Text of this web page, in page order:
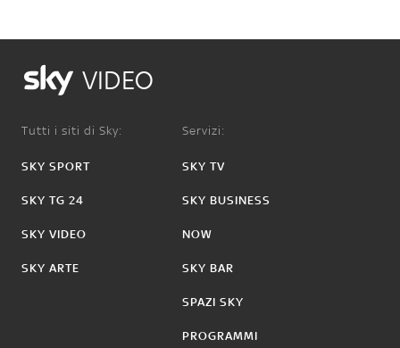
VIDEO
Tutti i siti di Sky:
SKY SPORT
SKY TG 24
SKY VIDEO
SKY ARTE
Servizi:
SKY TV
SKY BUSINESS
NOW
SKY BAR
SPAZI SKY
PROGRAMMI